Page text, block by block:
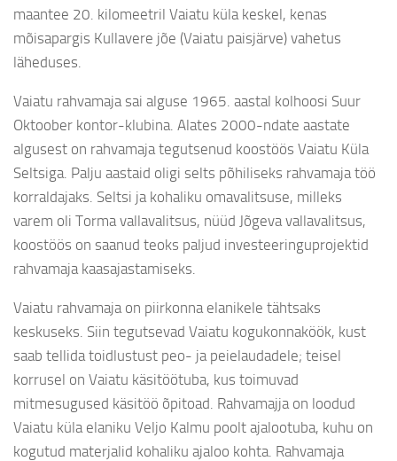
maantee 20. kilomeetril Vaiatu küla keskel, kenas
mõisapargis Kullavere jõe (Vaiatu paisjärve) vahetus
läheduses.
Vaiatu rahvamaja sai alguse 1965. aastal kolhoosi Suur
Oktoober kontor-klubina. Alates 2000-ndate aastate
algusest on rahvamaja tegutsenud koostöös Vaiatu Küla
Seltsiga. Palju aastaid oligi selts põhiliseks rahvamaja töö
korraldajaks. Seltsi ja kohaliku omavalitsuse, milleks
varem oli Torma vallavalitsus, nüüd Jõgeva vallavalitsus,
koostöös on saanud teoks paljud investeeringuprojektid
rahvamaja kaasajastamiseks.
Vaiatu rahvamaja on piirkonna elanikele tähtsaks
keskuseks. Siin tegutsevad Vaiatu kogukonnaköök, kust
saab tellida toidlustust peo- ja peielaudadele; teisel
korrusel on Vaiatu käsitöötuba, kus toimuvad
mitmesugused käsitöö õpitoad. Rahvamajja on loodud
Vaiatu küla elaniku Veljo Kalmu poolt ajalootuba, kuhu on
kogutud materjalid kohaliku ajaloo kohta. Rahvamaja